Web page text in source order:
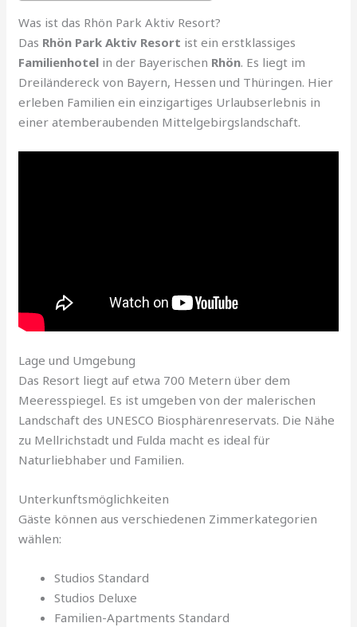
Was ist das Rhön Park Aktiv Resort?
Das Rhön Park Aktiv Resort ist ein erstklassiges
Familienhotel in der Bayerischen Rhön. Es liegt im
Dreiländereck von Bayern, Hessen und Thüringen. Hier
erleben Familien ein einzigartiges Urlaubserlebnis in
einer atemberaubenden Mittelgebirgslandschaft.
Lage und Umgebung
Das Resort liegt auf etwa 700 Metern über dem
Meeresspiegel. Es ist umgeben von der malerischen
Landschaft des UNESCO Biosphärenreservats. Die Nähe
zu Mellrichstadt und Fulda macht es ideal für
Naturliebhaber und Familien.
Unterkunftsmöglichkeiten
Gäste können aus verschiedenen Zimmerkategorien
wählen:
Studios Standard
Studios Deluxe
Familien-Apartments Standard